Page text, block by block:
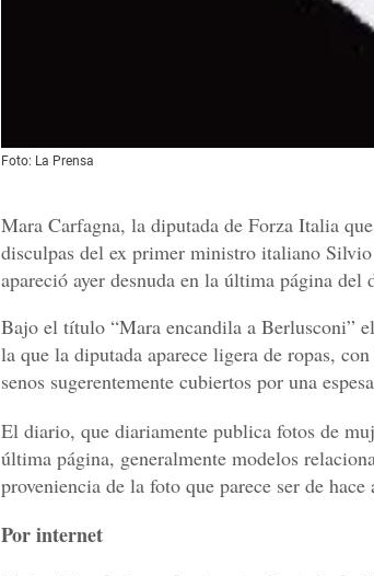
Foto: La Prensa
Mara Carfagna, la diputada de Forza Italia
disculpas del ex primer ministro italiano
apareció ayer desnuda en la última página
Bajo el título “Mara encandila a Berlusconi”
la que la diputada aparece ligera de ropas,
senos sugerentemente cubiertos por una
El diario, que diariamente publica fotos de
última página, generalmente modelos
proveniencia de la foto que parece ser de hace
Por internet